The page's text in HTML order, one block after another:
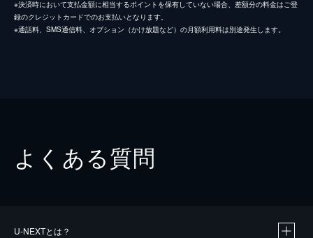
※決済時において支払金額に相当するポイントを保有していない場合、差額分の料金はご登
録のクレジットカードでのお支払いとなります。
※通話料、SMS通信料、オプション（かけ放題など）の月額利用料は別途発生します。
よくある質問
U-NEXTとは？